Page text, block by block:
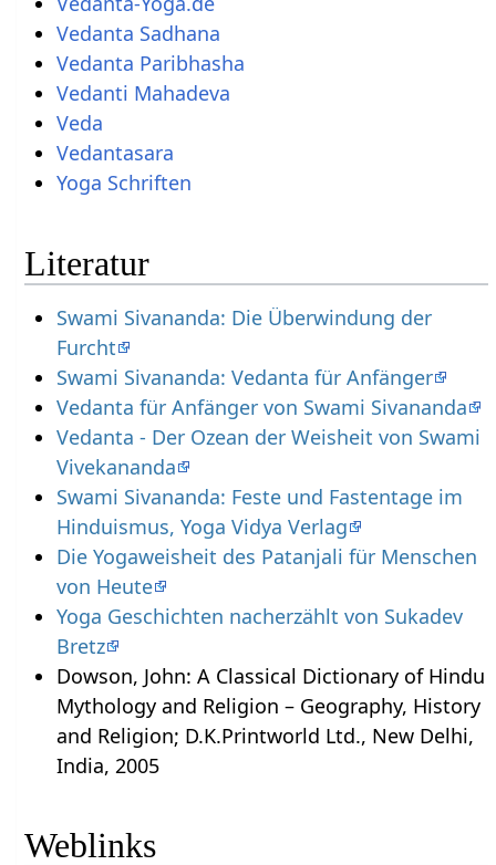
Vedanta Sadhana
Vedanta Paribhasha
Vedanti Mahadeva
Veda
Vedantasara
Yoga Schriften
Literatur
Swami Sivananda: Die Überwindung der
Furcht
Swami Sivananda: Vedanta für Anfänger
Vedanta für Anfänger von Swami Sivananda
Vedanta - Der Ozean der Weisheit von Swami
Vivekananda
Swami Sivananda: Feste und Fastentage im
Hinduismus, Yoga Vidya Verlag
Die Yogaweisheit des Patanjali für Menschen
von Heute
Yoga Geschichten nacherzählt von Sukadev
Bretz
Dowson, John: A Classical Dictionary of Hindu
Mythology and Religion – Geography, History
and Religion; D.K.Printworld Ltd., New Delhi,
India, 2005
Weblinks